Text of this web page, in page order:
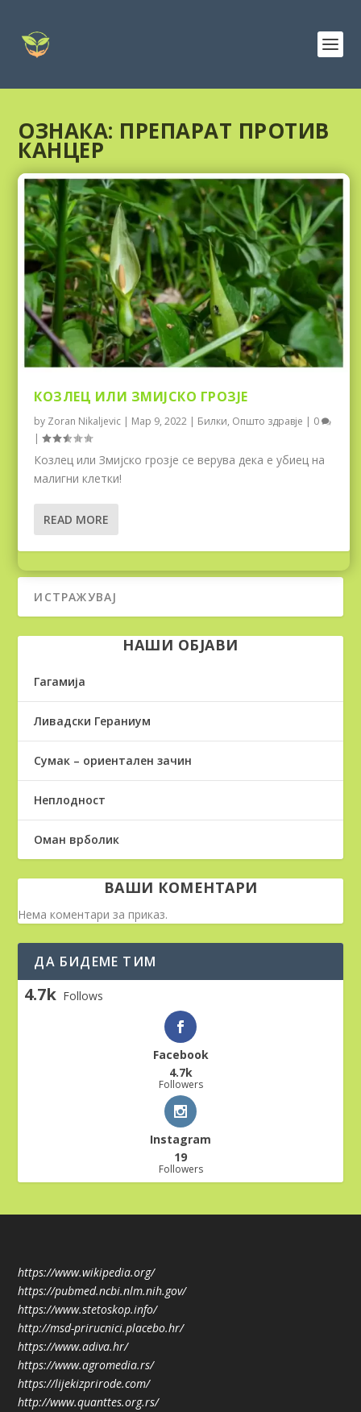
ОЗНАКА: ПРЕПАРАТ ПРОТИВ
КАНЦЕР
КОЗЛЕЦ ИЛИ ЗМИЈСКО ГРОЗЈЕ
by Zoran Nikaljevic | Мар 9, 2022 | Билки, Општо здравје | 0
|
Козлец или Змијско грозје се верува дека е убиец на
малигни клетки!
READ MORE
НАШИ ОБЈАВИ
Гагамија
Ливадски Гераниум
Сумак – ориентален зачин
Неплодност
Оман врболик
ВАШИ КОМЕНТАРИ
Нема коментари за приказ.
ДА БИДЕМЕ ТИМ
4.7k Follows
Facebook
4.7k
Followers
Instagram
19
Followers
https://www.wikipedia.org/
https://pubmed.ncbi.nlm.nih.gov/
https://www.stetoskop.info/
http://msd-prirucnici.placebo.hr/
https://www.adiva.hr/
https://www.agromedia.rs/
https://lijekizprirode.com/
http://www.quanttes.org.rs/